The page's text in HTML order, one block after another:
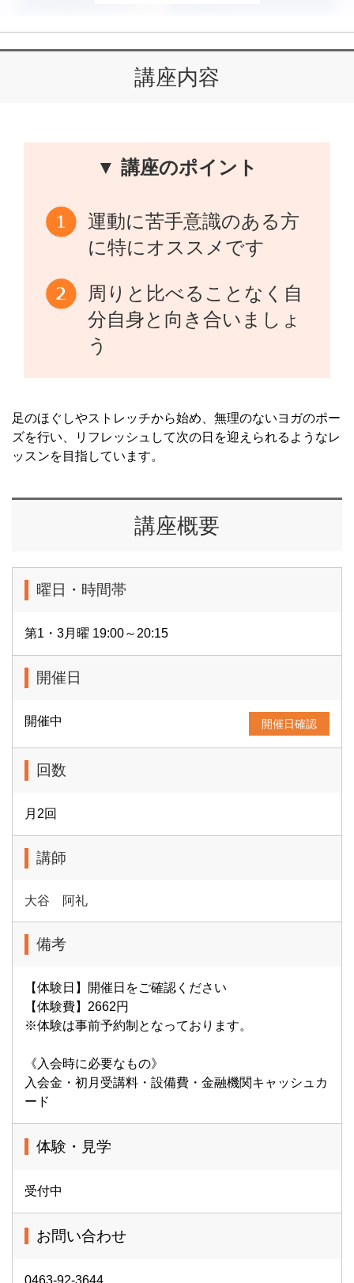
講座内容
▼ 講座のポイント
運動に苦手意識のある方
に特にオススメです
周りと比べることなく自
分自身と向き合いましょ
う
足のほぐしやストレッチから始め、無理のないヨガのポー
ズを行い、リフレッシュして次の日を迎えられるようなレ
ッスンを目指しています。
講座概要
曜日・時間帯
第1・3月曜 19:00～20:15
開催日
開催中 開催日確認
回数
月2回
講師
大谷 阿礼
備考
【体験日】開催日をご確認ください
【体験費】2662円
※体験は事前予約制となっております。
《入会時に必要なもの》
入会金・初月受講料・設備費・金融機関キャッシュカ
ード
体験・見学
受付中
お問い合わせ
0463-92-3644